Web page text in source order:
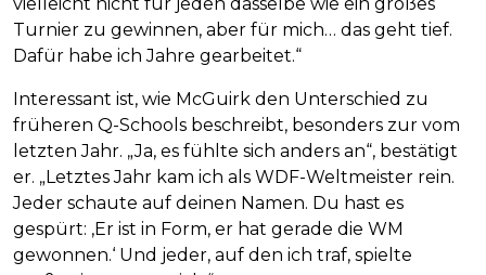
vielleicht nicht für jeden dasselbe wie ein großes
Turnier zu gewinnen, aber für mich… das geht tief.
Dafür habe ich Jahre gearbeitet.“
Interessant ist, wie McGuirk den Unterschied zu
früheren Q-Schools beschreibt, besonders zur vom
letzten Jahr. „Ja, es fühlte sich anders an“, bestätigt
er. „Letztes Jahr kam ich als WDF-Weltmeister rein.
Jeder schaute auf deinen Namen. Du hast es
gespürt: ‚Er ist in Form, er hat gerade die WM
gewonnen.‘ Und jeder, auf den ich traf, spielte